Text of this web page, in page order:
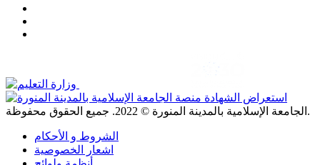
الجامعة الإسلامية بالمدينة المنورة © 2022 . جميع الحقوق محفوظة.
الشروط و الأحكام
اشعار الخصوصية